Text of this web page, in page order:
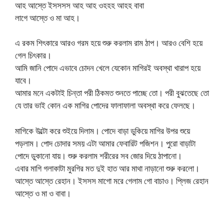
আহ আস্তে ইসসসস আহ আহ ওহহহ আহহ বাবা
লাগে আস্তে ও মা আহ।
এ রকম শিৎকারে আরও গরম হয়ে শুরু করলাম রাম ঠাপ। আরও বেশি হয়ে
গেল চিৎকার।
আমি জানি পোদে এভাবে চোদন খেলে যেকোন মাগিরই অবস্থা খারাপ হয়ে
যাবে।
আমার মনে একটাই চিন্তা পরী ঠিকমত শুনতে পাচ্ছে তো। পরী বুঝতেছে তো
যে তার ভাই কোন এক মাগির পোদের ফালাফালা অবস্থা করে ফেলছে।
মাগিকে উল্টো করে শুইয়ে দিলাম। পোদে বাড়া ডুকিয়ে মাগির উপর শুয়ে
পড়লাম। পোদ চোদার সময় এটা আমার ফেবারিট পজিশন। পুরো বাড়াটা
পোদে ডুকানো যায়। শুরু করলাম শরীরের সব জোর দিয়ে ঠাপানো।
এবার মাগি গলাকাটা মুরগির মত দুই হাত আর মাথা নাড়ানো শুরু করলো।
আস্তে আস্তে রেহান। ইসসস মাগো মরে গেলাম গো বাচাও। প্লিজ রেহান
আস্তে ও মা ও বাবা।